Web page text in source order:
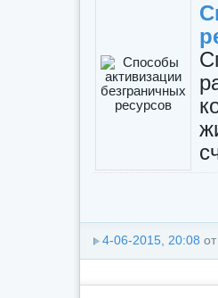
4-06-2015, 20:08